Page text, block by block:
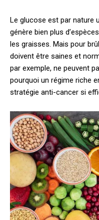
Le glucose est par nature
génère bien plus
les graisses. Mais pour
doivent être saines et
par exemple, ne peuvent
pourquoi un régime riche
stratégie anti-cancer si